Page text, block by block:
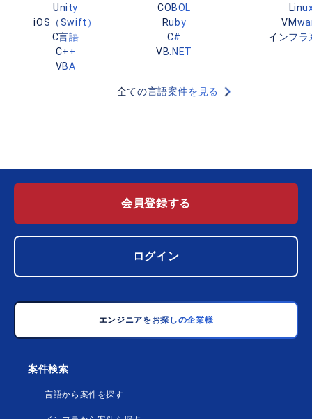
Unity
COBOL
iOS（Swift）
Ruby
C言語
C#
C++
VB.NET
VBA
全ての言語案件を見る
インフラ
会員登録する
ログイン
エンジニアをお探しの企業様
案件検索
言語から案件を探す